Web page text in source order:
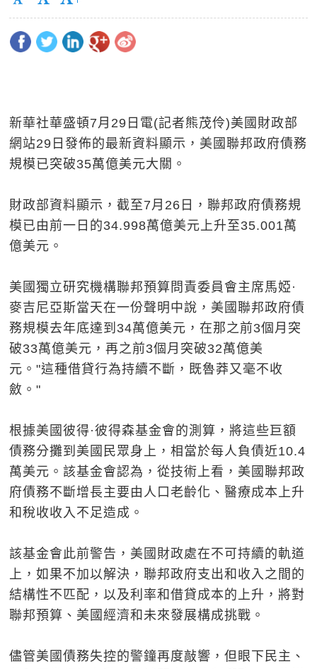
新華社華盛頓7月29日電(記者熊茂伶)美國財政部
網站29日發佈的最新資料顯示，美國聯邦政府債務
規模已突破35萬億美元大關。
財政部資料顯示，截至7月26日，聯邦政府債務規
模已由前一日的34.998萬億美元上升至35.001萬
億美元。
美國獨立研究機構聯邦預算問責委員會主席馬婭·
麥吉尼亞斯當天在一份聲明中說，美國聯邦政府債
務規模去年底達到34萬億美元，在那之前3個月突
破33萬億美元，再之前3個月突破32萬億美
元。"這種借貸行為持續不斷，既魯莽又毫不收
斂。"
根據美國彼得·彼得森基金會的測算，將這些巨額
債務分攤到美國民眾身上，相當於每人負債近10.4
萬美元。該基金會認為，從技術上看，美國聯邦政
府債務不斷增長主要由人口老齡化、醫療成本上升
和稅收收入不足造成。
該基金會此前警告，美國財政處在不可持續的軌道
上，如果不加以解決，聯邦政府支出和收入之間的
結構性不匹配，以及利率和借貸成本的上升，將對
聯邦預算、美國經濟和未來發展構成挑戰。
儘管美國債務失控的警鐘再度敲響，但眼下民主、